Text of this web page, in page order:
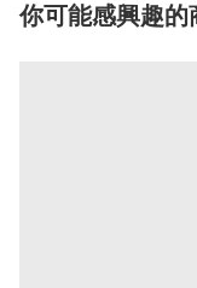
你可能感興趣的